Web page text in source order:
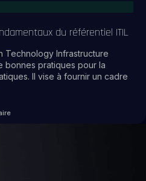
du référentiel ITIL
Technology Infrastructure
bonnes pratiques pour la
Il vise à fournir un cadre